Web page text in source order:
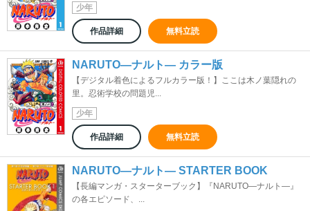
少年
作品詳細 無料立読
NARUTO―ナルト― カラー版
【デジタル着色によるフルカラー版！】ここは木ノ葉隠れの
里。忍術学校の問題児...
少年
作品詳細 無料立読
NARUTO―ナルト― STARTER BOOK
【長編マンガ・スターターブック】『NARUTO―ナルト―』
の各エピソード、...